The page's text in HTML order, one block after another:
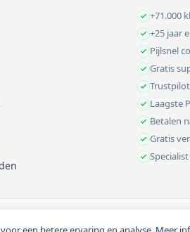
+71.000
+25 jaar
Pijlsnel
Gratis
Laagste
Betalen
Gratis
Vermelde prijzen zijn excl. BTW tenzij anders